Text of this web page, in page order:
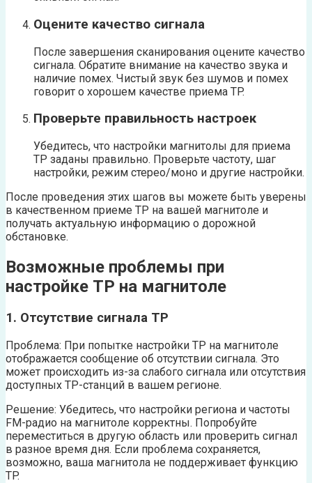
Оцените качество сигнала
После завершения сканирования оцените качество
сигнала. Обратите внимание на качество звука и
наличие помех. Чистый звук без шумов и помех
говорит о хорошем качестве приема TP.
Проверьте правильность настроек
Убедитесь, что настройки магнитолы для приема
TP заданы правильно. Проверьте частоту, шаг
настройки, режим стерео/моно и другие настройки.
После проведения этих шагов вы можете быть уверены
в качественном приеме TP на вашей магнитоле и
получать актуальную информацию о дорожной
обстановке.
Возможные проблемы при
настройке TP на магнитоле
1. Отсутствие сигнала TP
Проблема: При попытке настройки TP на магнитоле
отображается сообщение об отсутствии сигнала. Это
может происходить из-за слабого сигнала или отсутствия
доступных TP-станций в вашем регионе.
Решение: Убедитесь, что настройки региона и частоты
FM-радио на магнитоле корректны. Попробуйте
переместиться в другую область или проверить сигнал
в разное время дня. Если проблема сохраняется,
возможно, ваша магнитола не поддерживает функцию
TP.